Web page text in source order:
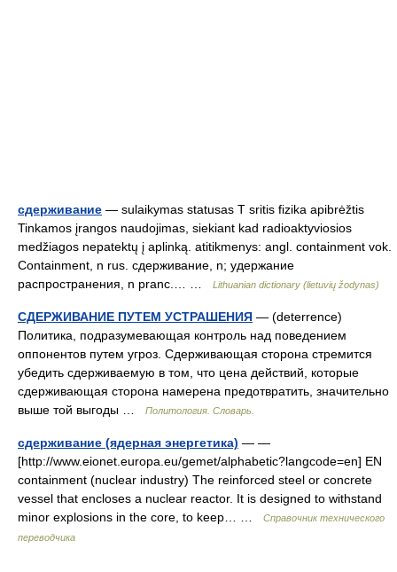
сдерживание — sulaikymas statusas T sritis fizika apibrėžtis
Tinkamos įrangos naudojimas, siekiant kad radioaktyviosios
medžiagos nepatektų į aplinką. atitikmenys: angl. containment vok.
Containment, n rus. сдерживание, n; удержание
распространения, n pranc.… …
Lithuanian dictionary (lietuvių žodynas)
СДЕРЖИВАНИЕ ПУТЕМ УСТРАШЕНИЯ — (deterrence)
Политика, подразумевающая контроль над поведением
оппонентов путем угроз. Сдерживающая сторона стремится
убедить сдерживаемую в том, что цена действий, которые
сдерживающая сторона намерена предотвратить, значительно
выше той выгоды …
Политология. Словарь.
сдерживание (ядерная энергетика) — —
[http://www.eionet.europa.eu/gemet/alphabetic?langcode=en] EN
containment (nuclear industry) The reinforced steel or concrete
vessel that encloses a nuclear reactor. It is designed to withstand
minor explosions in the core, to keep… …
Справочник технического
переводчика